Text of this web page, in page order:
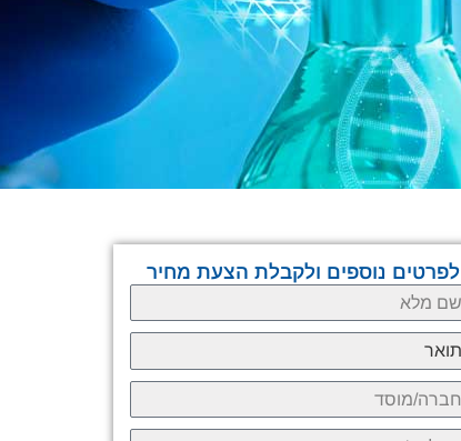
לפרטים נוספים ולקבלת הצעת מחיר